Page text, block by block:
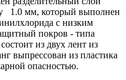
мм, который выполнен
с низким
покров - типа
из двух лент из
выпрессован из пластика
опасностью.